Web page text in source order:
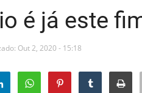
é já este
Out 2, 2020 - 15:18